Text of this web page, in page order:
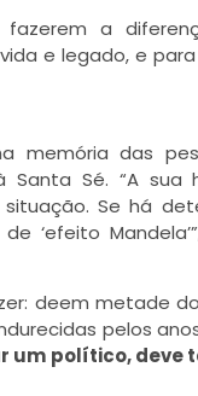
a
e legado, e
memória das
Santa Sé. “A sua
Se há
‘efeito
deem metade
pelos
um político, deve